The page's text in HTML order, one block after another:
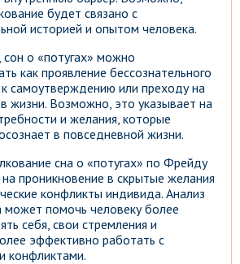
будет связано с
историей и опытом человека.
о «потугах» можно
как проявление бессознательного
самоутверждению или преходу на
жизни. Возможно, это указывает на
и желания, которые
в повседневной жизни.
сна о «потугах» по Фрейду
проникновение в скрытые желания
конфликты индивида. Анализ
может помочь человеку более
себя, свои стремления и
эффективно работать с
конфликтами.